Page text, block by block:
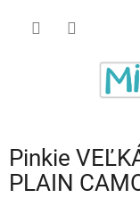
Pinkie
PLAIN